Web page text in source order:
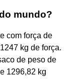
mundo?
com força de
kg de força.
de peso de
1296,82 kg